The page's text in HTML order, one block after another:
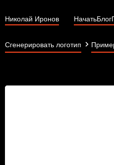
Николай Иронов НачатьБлог
Сгенерировать логотип